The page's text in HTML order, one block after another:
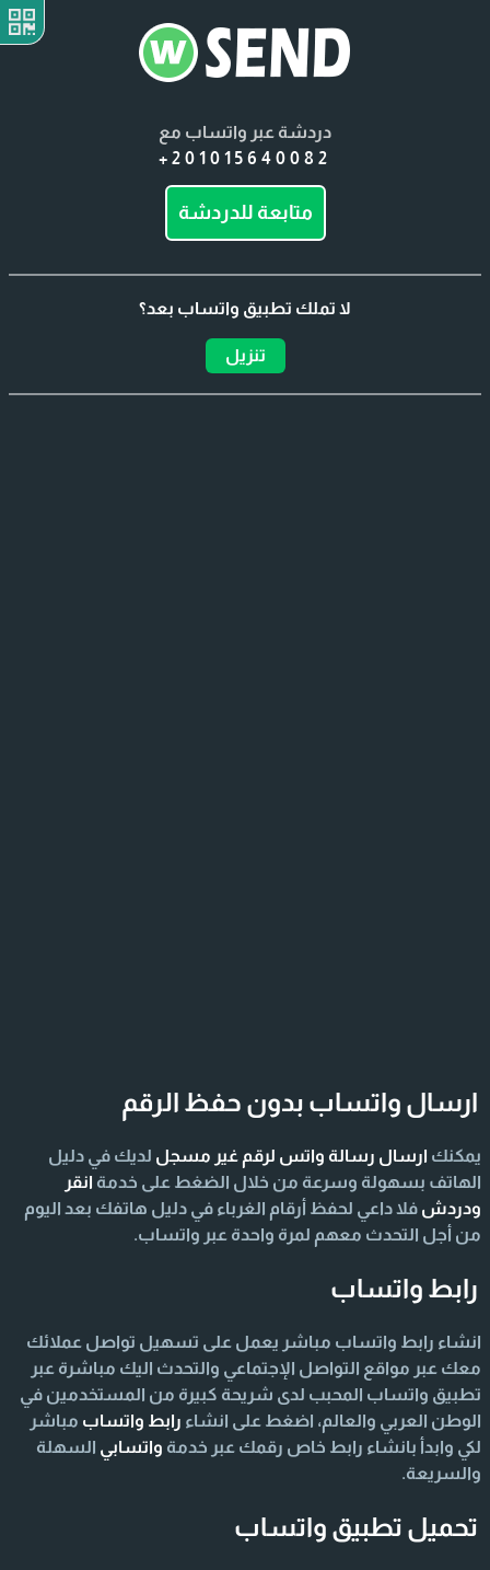
دردشة عبر واتساب مع
+201015640082
متابعة للدردشة
لا تملك تطبيق واتساب بعد؟
تنزيل
ارسال واتساب بدون حفظ الرقم
يمكنك ارسال رسالة واتس لرقم غير مسجل لديك في دليل
الهاتف بسهولة وسرعة من خلال الضغط على خدمة انقر
ودردش فلا داعي لحفظ أرقام الغرباء في دليل هاتفك بعد اليوم
من أجل التحدث معهم لمرة واحدة عبر واتساب.
رابط واتساب
انشاء رابط واتساب مباشر يعمل على تسهيل تواصل عملائك
معك عبر مواقع التواصل الإجتماعي والتحدث اليك مباشرة عبر
تطبيق واتساب المحبب لدى شريحة كبيرة من المستخدمين في
الوطن العربي والعالم، اضغط على انشاء رابط واتساب مباشر
لكي وابدأ بانشاء رابط خاص رقمك عبر خدمة واتسابي السهلة
والسريعة.
تحميل تطبيق واتساب